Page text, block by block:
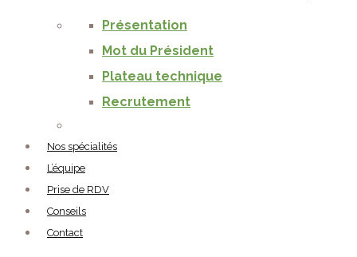
Présentation
Mot du Président
Plateau technique
Recrutement
Nos spécialités
L’équipe
Prise de RDV
Conseils
Contact